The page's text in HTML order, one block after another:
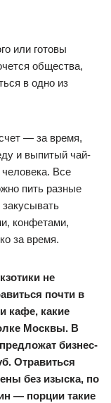
или готовы
общества,
в одно из
— за время,
и выпитый чай-
Все
пить разные
конфетами,
за время.
не
почти в
кафе, какие
Москвы. В
бизнес-
Отравиться
без изыска, по
— порции такие